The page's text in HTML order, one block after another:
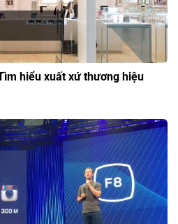
hiểu xuất xứ thương hiệu